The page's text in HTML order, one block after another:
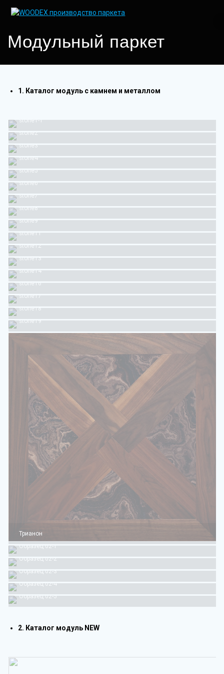
Модульный паркет
1. Каталог модуль с камнем и металлом
stone1-1
stone2
stone3
stone4
stone5
stone6
stone7
stone8
stone9
stone11
stone12
stone13
stone14
stone16
stone17
stone18
stone19
Трианон
Образец 02-1
Образец 02-2
Образец 02-3
Образец 02-4
Образец 02-5
2. Каталог модуль NEW